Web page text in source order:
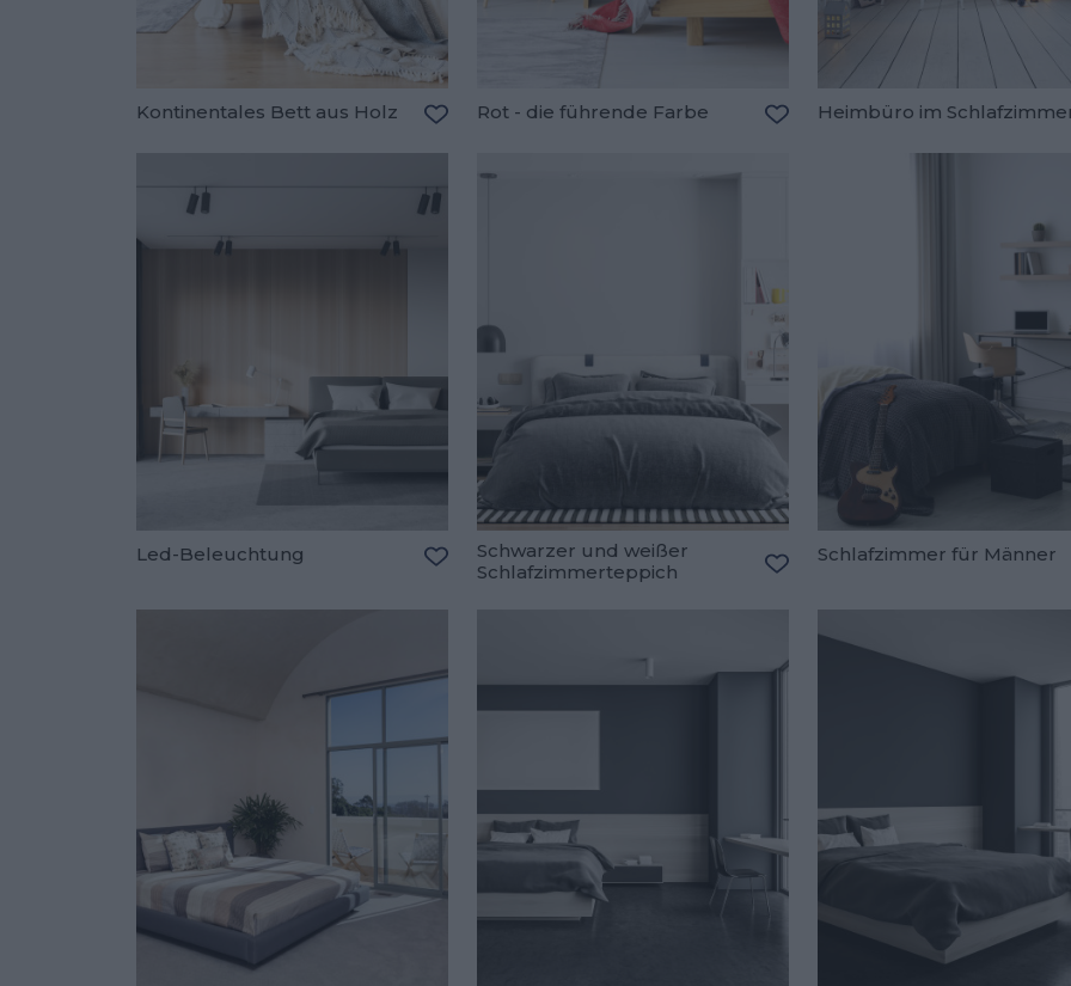
Kontinentales Bett aus Holz Rot - die führende Farbe Heimbüro im
Led-Beleuchtung
Zu den Favoriten hinzufügen
Schwarzer und weißer
Schlafzimmerteppich
Schlafzimmer für Männer